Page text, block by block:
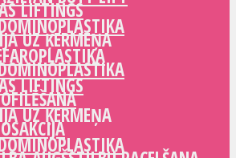
LIFTINGS
UZ ĶERMEŅA
LIFTINGS
UZ ĶERMEŅA